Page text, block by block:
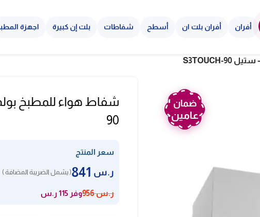
أفران أفران بلت ان أسطح شفاطات بلت إن كبيرة اجهزة
ضمان
عامين
90
سعر المنتج
ر.س ( يشمل الضريبة المضافة )
ر.س956 وفر 115 ر.س